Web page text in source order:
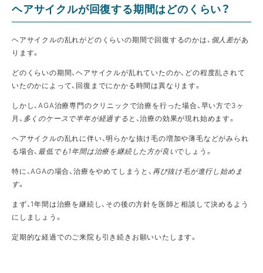
ヘアサイクルが回復する期間はどのくらい？
ヘアサイクルの乱れがどのくらいの期間で回復するのかは、 個人差があ
ります。
どのくらいの期間、ヘアサイクルが乱れていたのか、どの程度乱されて
いたのかによって、回復までにかかる時間は異なります。
しかし、AGA治療専門のクリニックで治療を行った場合、早い方で3ヶ
月、 多くのケースで半年が経過する と、治療の効果が現れ始めます。
ヘアサイクルの乱れに伴い、明らかな抜け毛の増加や薄毛などがみられ
る場合、最低でも1年間は治療を継続した方が良いでしょう。
特に、AGAの場合、治療をやめてしまうと、再び抜け毛が進行し始めま
す。
まず、1年間は治療を継続し、その後の方針を医師と相談して決めるよう
にしましょう。
定期的な経過でのご来院も引き続きお願いいたします。